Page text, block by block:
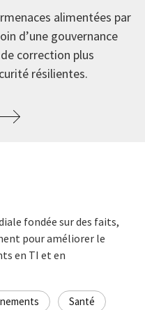
2026 révèle que les
ambition de
la résilience et
l’innovation, la
de TI en mode délégué
alimentées par
d’une gouvernance
correction plus
résilientes.
La cyberrésilience à
de conseil en
et en management
années en affaires,
de nos clients
fondée sur des faits,
pour améliorer le
en TI et en
Santé